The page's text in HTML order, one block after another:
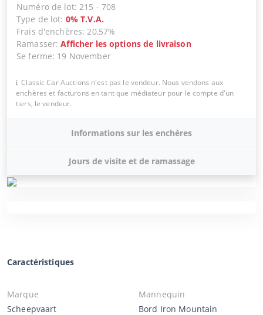
Numéro de lot:215 - 708
Type de lot: 0% T.V.A.
Frais d'enchères:20,57%
Ramasser:Afficher les options de livraison
Se ferme: 19 November
Classic Car Auctions n'est pas le vendeur. Nous vendons aux
enchères et facturons en tant que médiateur pour le compte d'un
tiers, le vendeur.
Informations sur les enchères
Jours de visite et de ramassage
Caractéristiques
Marque
Scheepvaart
Mannequin
Bord Iron Mountain